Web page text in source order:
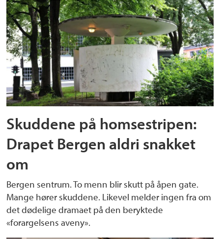
Skuddene på homsestripen:
Drapet Bergen aldri snakket
om
Bergen sentrum. To menn blir skutt på åpen gate.
Mange hører skuddene. Likevel melder ingen fra om
det dødelige dramaet på den beryktede
«forargelsens aveny».